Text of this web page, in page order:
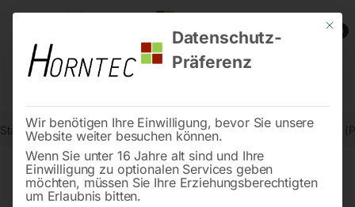
0
Start Drucklufttechnologie Sandstrahlgeräte Y-Verteile 45° IG 1′
Mit
Datenschutz-
Präferenz
Wir benötigen Ihre Einwilligung, bevor Sie unsere
Website weiter besuchen können.
Wenn Sie unter 16 Jahre alt sind und Ihre
Einwilligung zu optionalen Services geben
möchten, müssen Sie Ihre Erziehungsberechtigten
um Erlaubnis bitten.